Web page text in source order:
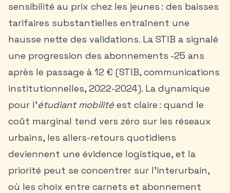
sensibilité au prix chez les jeunes : des baisses
tarifaires substantielles entraînent une
hausse nette des validations. La STIB a signalé
une progression des abonnements -25 ans
après le passage à 12 € (STIB, communications
institutionnelles, 2022-2024). La dynamique
pour l’étudiant mobilité est claire : quand le
coût marginal tend vers zéro sur les réseaux
urbains, les allers-retours quotidiens
deviennent une évidence logistique, et la
priorité peut se concentrer sur l’interurbain,
où les choix entre carnets et abonnement